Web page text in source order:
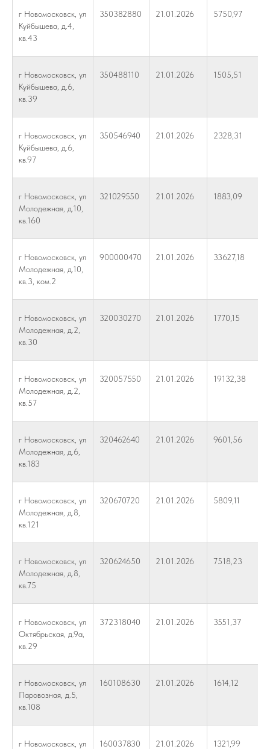
г Новомосковск, ул
Куйбышева, д.4,
кв.43
350382880 21.01.2026 5750,97
г Новомосковск, ул
Куйбышева, д.6,
кв.39
350488110 21.01.2026 1505,51
г Новомосковск, ул
Куйбышева, д.6,
кв.97
350546940 21.01.2026 2328,31
г Новомосковск, ул
Молодежная, д.10,
кв.160
321029550 21.01.2026 1883,09
г Новомосковск, ул
Молодежная, д.10,
кв.3, ком.2
900000470 21.01.2026 33627,18
г Новомосковск, ул
Молодежная, д.2,
кв.30
320030270 21.01.2026 1770,15
г Новомосковск, ул
Молодежная, д.2,
кв.57
320057550 21.01.2026 19132,38
г Новомосковск, ул
Молодежная, д.6,
кв.183
320462640 21.01.2026 9601,56
г Новомосковск, ул
Молодежная, д.8,
кв.121
320670720 21.01.2026 5809,11
г Новомосковск, ул
Молодежная, д.8,
кв.75
320624650 21.01.2026 7518,23
г Новомосковск, ул
Октябрьская, д.9а,
кв.29
372318040 21.01.2026 3551,37
г Новомосковск, ул
Паровозная, д.5,
кв.108
160108630 21.01.2026 1614,12
г Новомосковск, ул
160037830 21.01.2026 1321,99